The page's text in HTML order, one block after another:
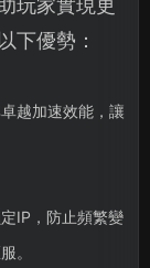
玩家實現更
下優勢：
越加速效能，讓
IP，防止頻繁變
。